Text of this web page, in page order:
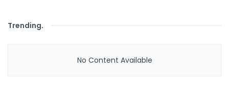
Trending.
No Content Available